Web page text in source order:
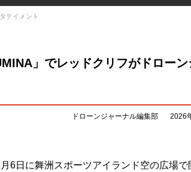
テイメント
」でレッドクリフがドローン
ドローンジャーナル編集部 2026
6日に舞洲スポーツアイランド空の広場で